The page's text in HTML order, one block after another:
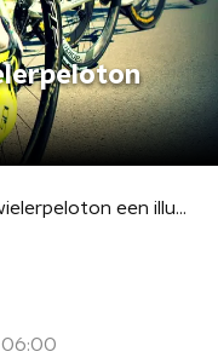
Is een dopingvrij wielerpeloton een illusie?